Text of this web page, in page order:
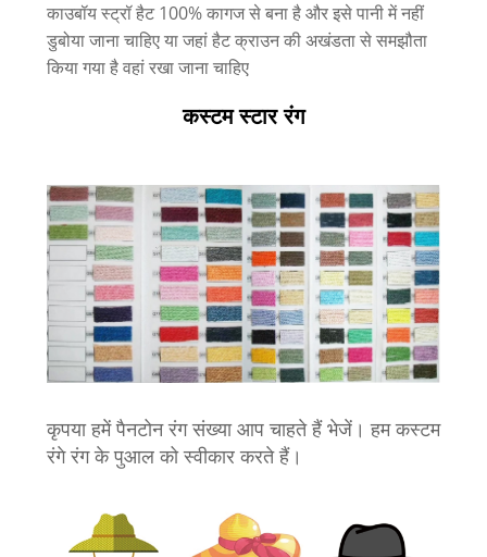
काउबॉय स्ट्रॉ हैट 100% कागज से बना है और इसे पानी में नहीं
डुबोया जाना चाहिए या जहां हैट क्राउन की अखंडता से समझौता
किया गया है वहां रखा जाना चाहिए
कस्टम स्टार रंग
कृपया हमें पैनटोन रंग संख्या आप चाहते हैं भेजें। हम कस्टम
रंगे रंग के पुआल को स्वीकार करते हैं।